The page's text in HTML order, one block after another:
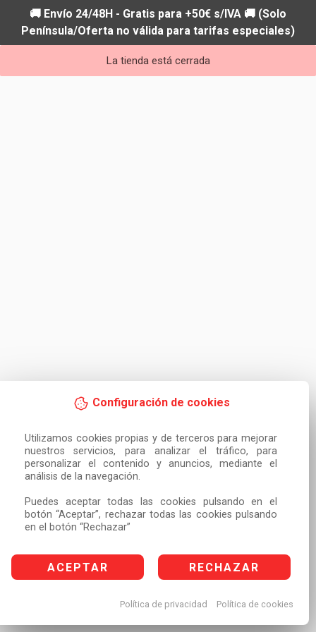
Configuración de cookies
Utilizamos cookies propias y de terceros para mejorar
nuestros servicios, para analizar el tráfico, para
personalizar el contenido y anuncios, mediante el
análisis de la navegación.
Puedes aceptar todas las cookies pulsando en el
botón “Aceptar”, rechazar todas las cookies pulsando
en el botón “Rechazar”
ACEPTAR RECHAZAR
Política de privacidad Política de cookies
🚚 Envío 24/48H - Gratis para +50€ s/IVA 🚚 (Solo
Península/Oferta no válida para tarifas especiales)
La tienda está cerrada